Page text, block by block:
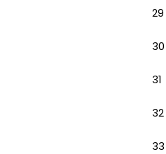
29
30
31
32
33